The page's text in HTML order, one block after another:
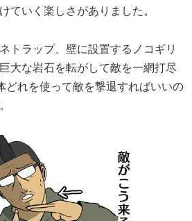
ていく楽しさがありました。
トラップ、壁に設置するノコギリ
大な岩石を転がして敵を一網打尽
れを使って敵を撃退すればいいの